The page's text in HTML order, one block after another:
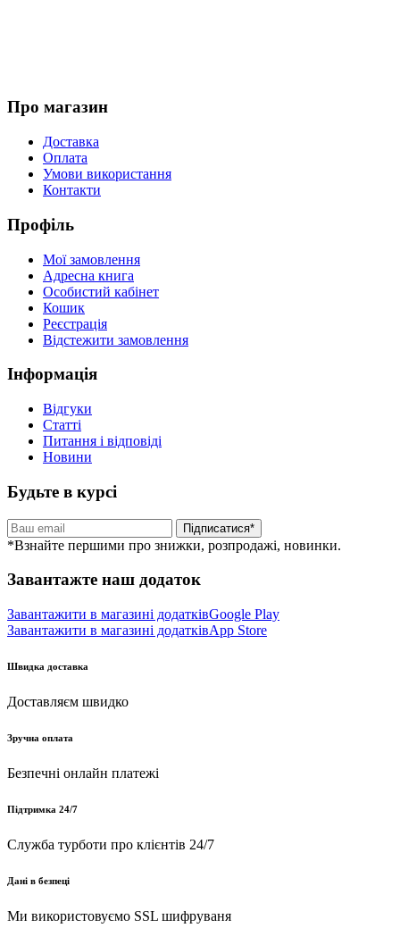
Про магазин
Доставка
Оплата
Умови використання
Контакти
Профіль
Мої замовлення
Адресна книга
Особистий кабінет
Кошик
Реєстрація
Відстежити замовлення
Інформація
Відгуки
Статті
Питання і відповіді
Новини
Будьте в курсі
Підписатися*
*Взнайте першими про знижки, розпродажі, новинки.
Завантажте наш додаток
Завантажити в магазині додатківGoogle Play
Завантажити в магазині додатківApp Store
Швидка доставка
Доставляєм швидко
Зручна оплата
Безпечні онлайн платежі
Підтримка 24/7
Служба турботи про клієнтів 24/7
Дані в безпеці
Ми використовуємо SSL шифруваня